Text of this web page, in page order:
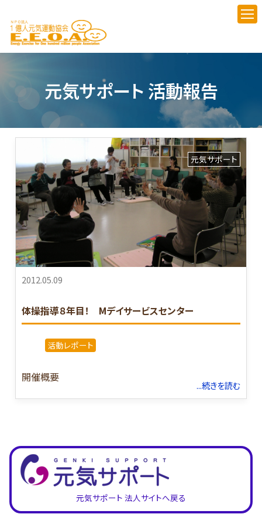
元気サポート 活動報告
2012.05.09
体操指導８年目！ Mデイサービスセンター
元気サポート
活動レポート
開催概要
...続きを読む
元気サポート 法人サイトへ戻る